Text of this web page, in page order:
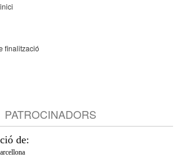
finalització
PATROCINADORS
de: